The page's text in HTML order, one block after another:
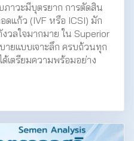
าวะมีบุตรยาก การตัดสิน
ดแก้ว (IVF หรือ ICSI) มัก
วลใจมากมาย ใน Superior
ายแบบเจาะลึก ครบถ้วนทุก
เตรียมความพร้อมอย่าง